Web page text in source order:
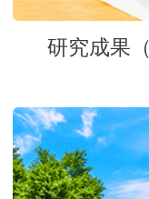
研究成果